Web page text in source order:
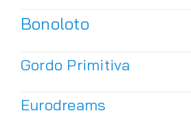
Bonoloto
Gordo Primitiva
Eurodreams